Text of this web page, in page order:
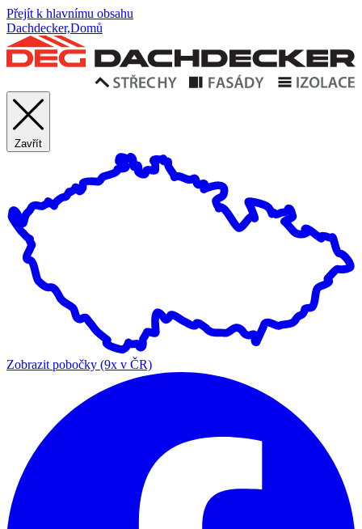
Přejít k hlavnímu obsahu
Dachdecker,Domů
Zavřít
Zobrazit pobočky (9x v ČR)